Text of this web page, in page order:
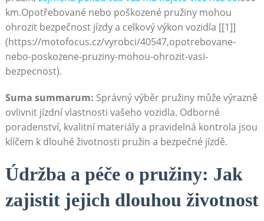
km.Opotřebované nebo poškozené pružiny mohou
ohrozit⁢ bezpečnost jízdy ​a celkový ⁢výkon vozidla [[1]]
(https://motofocus.cz/vyrobci/40547,opotrebovane-
nebo-poskozene-pruziny-mohou-ohrozit-vasi-
bezpecnost).
Suma summarum: Správný výběr pružiny může výrazně⁤
ovlivnit⁤ jízdní vlastnosti vašeho⁤ vozidla.⁤ Odborné
poradenství, kvalitní materiály a pravidelná kontrola jsou
klíčem‍ k dlouhé životnosti pružin ⁢a⁤ bezpečné jízdě.
Údržba ⁣a péče ⁢o⁣ pružiny: Jak
zajistit jejich dlouhou životnost